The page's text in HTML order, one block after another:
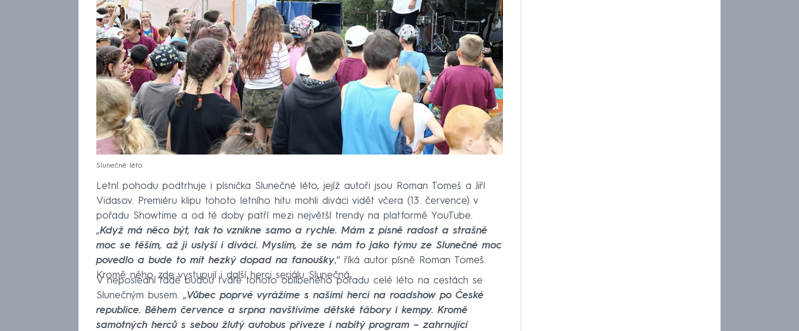
Slunečné léto
Letní pohodu podtrhuje i písnička Slunečné léto, jejíž autoři jsou Roman Tomeš a Jiří
Vidasov. Premiéru klipu tohoto letního hitu mohli diváci vidět včera (13. července) v
pořadu Showtime a od té doby patří mezi největší trendy na platformě YouTube.
„Když má něco být, tak to vznikne samo a rychle. Mám z písně radost a strašně
moc se těším, až ji uslyší i diváci. Myslím, že se nám to jako týmu ze Slunečné moc
povedlo a bude to mít hezký dopad na fanoušky,“ říká autor písně Roman Tomeš.
Kromě něho zde vystupují i další herci seriálu Slunečná.
V neposlední řadě budou tváře tohoto oblíbeného pořadu celé léto na cestách se
Slunečným busem. „Vůbec poprvé vyrážíme s našimi herci na roadshow po České
republice. Během července a srpna navštívíme dětské tábory i kempy. Kromě
samotných herců s sebou žlutý autobus přiveze i nabitý program – zahrnující